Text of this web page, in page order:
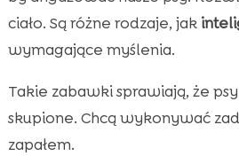
ciało. Są różne rodzaje, jak
wymagające myślenia.
Takie zabawki sprawiają, że
skupione. Chcą wykonywać
zapałem.